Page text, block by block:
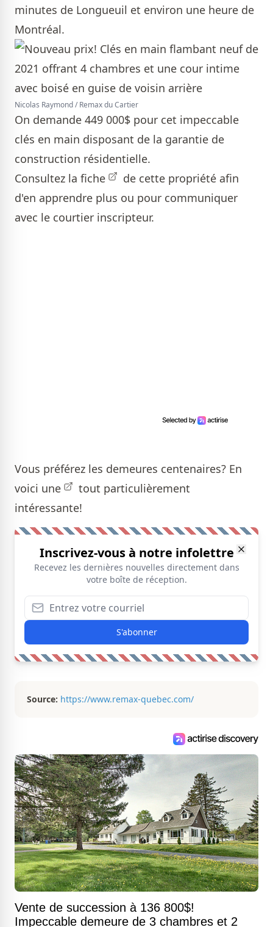
minutes de Longueuil et environ une heure de
Montréal.
Nicolas Raymond / Remax du Cartier
On demande 449 000$ pour cet impeccable
clés en main disposant de la garantie de
construction résidentielle.
Consultez la fiche
de cette propriété afin
d'en apprendre plus ou pour communiquer
avec le courtier inscripteur.
Vous préférez les demeures centenaires? En
voici une
tout particulièrement
intéressante!
Inscrivez-vous à notre infolettre
Recevez les dernières nouvelles directement dans
votre boîte de réception.
S'abonner
Source: https://www.remax-quebec.com/
Vente de succession à 136 800$!
Impeccable demeure de 3 chambres et 2